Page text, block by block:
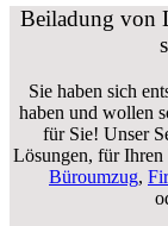
Beiladung von
Sie haben sich
haben und wollen
für Sie! Unser
Lösungen, für Ihren
Büroumzug,